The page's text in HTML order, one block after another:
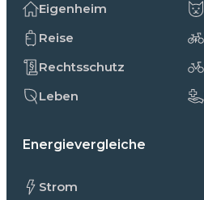
Eigenheim
Reise
Rechtsschutz
Leben
Energievergleiche
Strom